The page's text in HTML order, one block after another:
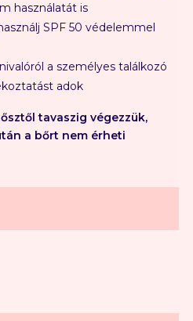
használatát is
SPF 50 védelemmel
a személyes találkozó
adok
tavaszig végezzük,
a bőrt nem érheti